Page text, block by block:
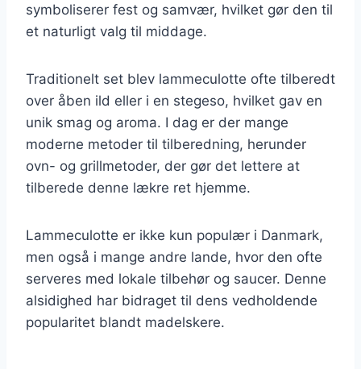
symboliserer fest og samvær, hvilket gør den til
et naturligt valg til middage.
Traditionelt set blev lammeculotte ofte tilberedt
over åben ild eller i en stegeso, hvilket gav en
unik smag og aroma. I dag er der mange
moderne metoder til tilberedning, herunder
ovn- og grillmetoder, der gør det lettere at
tilberede denne lækre ret hjemme.
Lammeculotte er ikke kun populær i Danmark,
men også i mange andre lande, hvor den ofte
serveres med lokale tilbehør og saucer. Denne
alsidighed har bidraget til dens vedholdende
popularitet blandt madelskere.